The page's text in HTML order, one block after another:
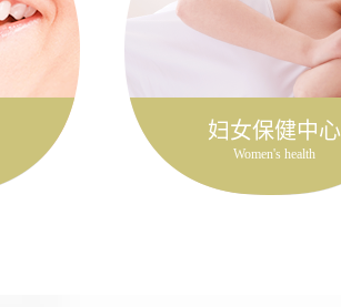
妇女保健中心
Women's health